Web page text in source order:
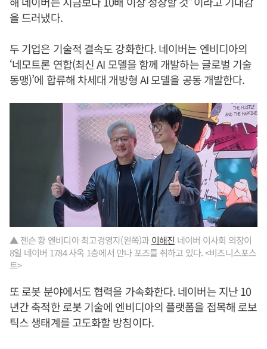
을 드러냈다.
두 기업은 기술적 결속도 강화한다. 네이버는 엔비디아의
‘네모트론 연합(최신 AI 모델을 함께 개발하는 글로벌 기술
동맹)’에 합류해 차세대 개방형 AI 모델을 공동 개발한다.
▲ 젠슨 황 엔비디아 최고경영자(왼쪽)과 이해진 네이버 이사회 의장이
8일 네이버 1784 사옥 1층에서 만나 포즈를 취하고 있다. <비즈니스포스
트>
또 로봇 분야에서도 협력을 가속화한다. 네이버는 지난 10
년간 축적한 로봇 기술에 엔비디아의 플랫폼을 접목해 로보
틱스 생태계를 고도화할 방침이다.